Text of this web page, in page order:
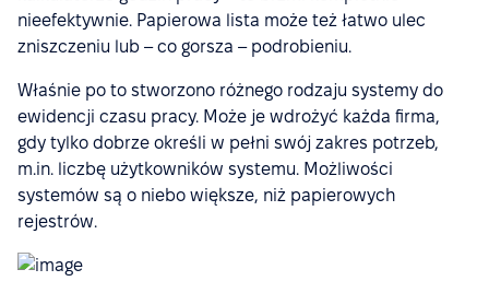
nieefektywnie. Papierowa lista może też łatwo ulec
zniszczeniu lub – co gorsza – podrobieniu.
Właśnie po to stworzono różnego rodzaju systemy do
ewidencji czasu pracy. Może je wdrożyć każda firma,
gdy tylko dobrze określi w pełni swój zakres potrzeb,
m.in. liczbę użytkowników systemu. Możliwości
systemów są o niebo większe, niż papierowych
rejestrów.